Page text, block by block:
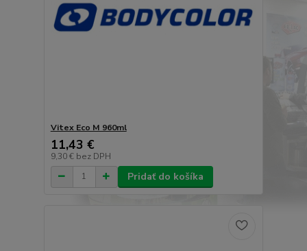
Vitex Eco M 960ml
11,43 €
9,30 € bez DPH
Pridať do košíka